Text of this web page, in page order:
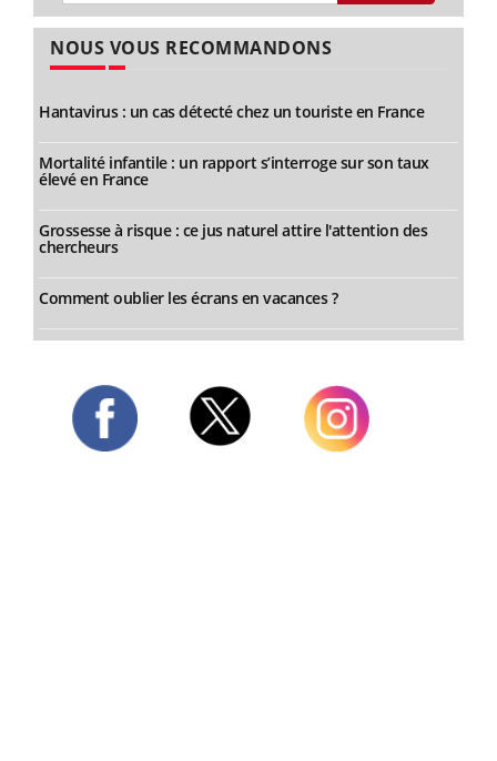
NOUS VOUS RECOMMANDONS
Hantavirus : un cas détecté chez un touriste en France
Mortalité infantile : un rapport s’interroge sur son taux
élevé en France
Grossesse à risque : ce jus naturel attire l'attention des
chercheurs
Comment oublier les écrans en vacances ?